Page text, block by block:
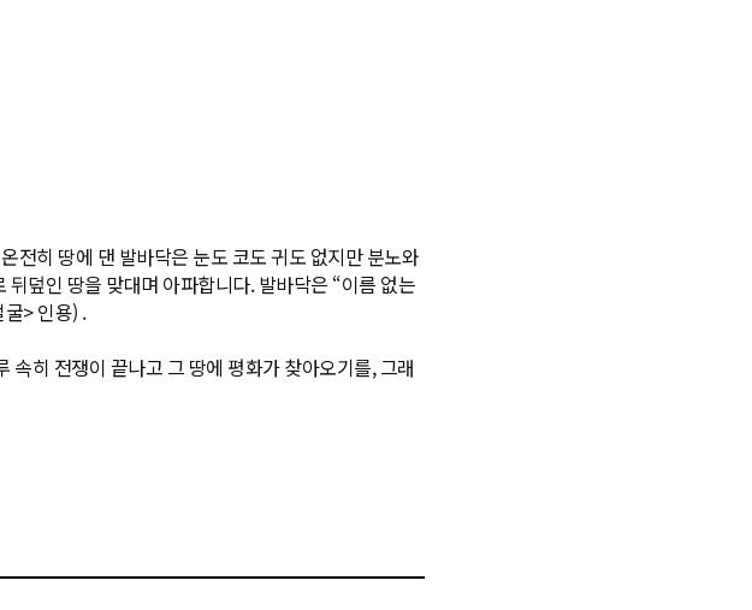
전히 땅에 댄 발바닥은 눈도 코도 귀도 없지만 분노와
덮인 땅을 맞대며 아파합니다. 발바닥은 “이름 없는
> 인용) .
히 전쟁이 끝나고 그 땅에 평화가 찾아오기를, 그래